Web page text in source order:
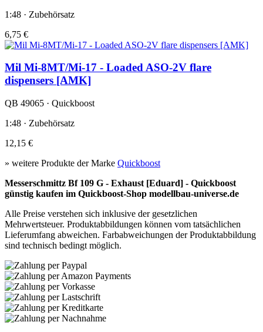
1:48 · Zubehörsatz
6,75 €
Mil Mi-8MT/Mi-17 - Loaded ASO-2V flare
dispensers [AMK]
QB 49065 · Quickboost
1:48 · Zubehörsatz
12,15 €
» weitere Produkte der Marke Quickboost
Messerschmittz Bf 109 G - Exhaust [Eduard] - Quickboost
günstig kaufen im Quickboost-Shop modellbau-universe.de
Alle Preise verstehen sich inklusive der gesetzlichen
Mehrwertsteuer. Produktabbildungen können vom tatsächlichen
Lieferumfang abweichen. Farbabweichungen der Produktabbildung
sind technisch bedingt möglich.